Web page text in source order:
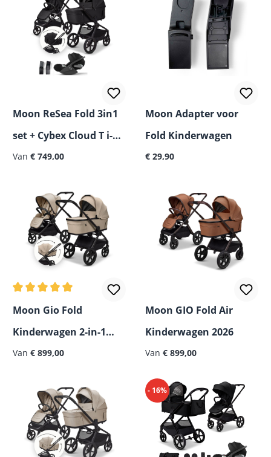
Moon ReSea Fold 3in1
set + Cybex Cloud T i-
Size
Van € 749,00
Moon Adapter voor
Fold Kinderwagen
Normale prijs:
€ 29,90
Gemiddelde waardering van 5 van 5 sterren
Moon Gio Fold
Kinderwagen 2-in-1
2026
Van € 899,00
Moon GIO Fold Air
Kinderwagen 2026
Van € 899,00
- 16%